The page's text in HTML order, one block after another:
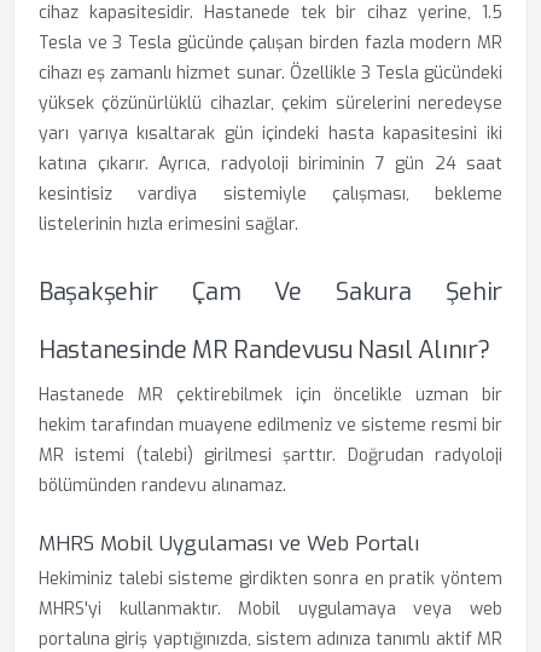
cihaz kapasitesidir. Hastanede tek bir cihaz yerine, 1.5
Tesla ve 3 Tesla gücünde çalışan birden fazla modern MR
cihazı eş zamanlı hizmet sunar. Özellikle 3 Tesla gücündeki
yüksek çözünürlüklü cihazlar, çekim sürelerini neredeyse
yarı yarıya kısaltarak gün içindeki hasta kapasitesini iki
katına çıkarır. Ayrıca, radyoloji biriminin 7 gün 24 saat
kesintisiz vardiya sistemiyle çalışması, bekleme
listelerinin hızla erimesini sağlar.
Başakşehir Çam Ve Sakura Şehir
Hastanesinde MR Randevusu Nasıl Alınır?
Hastanede MR çektirebilmek için öncelikle uzman bir
hekim tarafından muayene edilmeniz ve sisteme resmi bir
MR istemi (talebi) girilmesi şarttır. Doğrudan radyoloji
bölümünden randevu alınamaz.
MHRS Mobil Uygulaması ve Web Portalı
Hekiminiz talebi sisteme girdikten sonra en pratik yöntem
MHRS'yi kullanmaktır. Mobil uygulamaya veya web
portalına giriş yaptığınızda, sistem adınıza tanımlı aktif MR